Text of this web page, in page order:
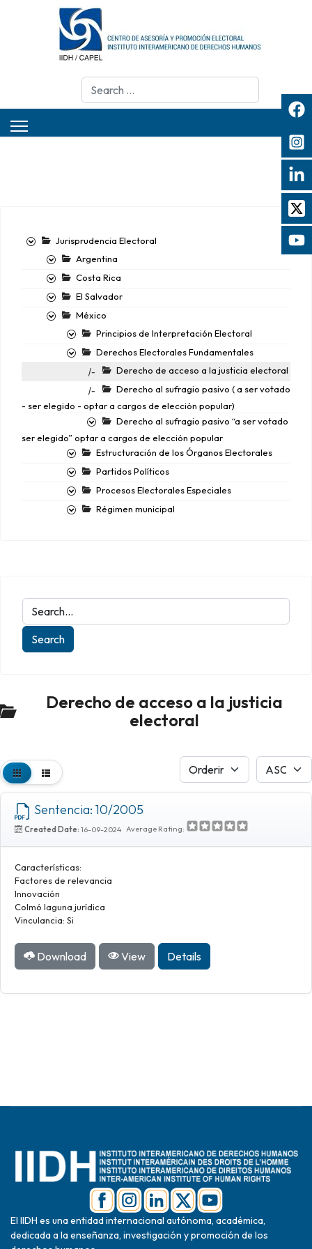
Search
Jurisprudencia Electoral
Argentina
Costa Rica
El Salvador
México
Principios de Interpretación Electoral
Derechos Electorales Fundamentales
|-
Derecho de acceso a la justicia electoral
|-
Derecho al sufragio pasivo ( a ser votado
- ser elegido - optar a cargos de elección popular)
Derecho al sufragio pasivo “a ser votado
ser elegido” optar a cargos de elección popular
Estructuración de los Órganos Electorales
Partidos Políticos
Procesos Electorales Especiales
Régimen municipal
Derecho de acceso a la justicia
electoral
Sentencia: 10/2005
Created Date: 16-09-2024 Average Rating:
Características:
Factores de relevancia
Innovación
Colmó laguna jurídica
Vinculancia: Si
Download View Details
El IIDH es una entidad internacional autónoma, académica,
dedicada a la enseñanza, investigación y promoción de los